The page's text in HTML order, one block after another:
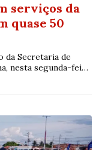
serviços da
quase 50
da Secretaria de
nesta segunda-feira